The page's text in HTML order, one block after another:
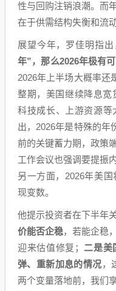
性与回购注销浪潮。而
在于供需结构失衡和流
展望今年，罗佳明指出
年”，那么2026年极有
2026年上半场大概率还
整期，美国继续降息
科技成长、上游资源
出，2026年是特殊的年
前的关键蓄力期，政策
工作会议也强调要提振
另一方面，2026年美
现变数。
他提示投资者在下半年
价能否企稳，若能企稳
迎来估值修复； 二是美
弹、重新加息的情况，
两个变量落地前，我们